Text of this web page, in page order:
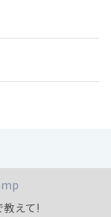
えて!